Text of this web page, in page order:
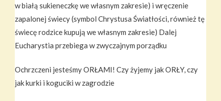
w białą sukieneczkę we własnym zakresie) i wręczenie
zapalonej świecy (symbol Chrystusa Światłości, również tę
świecę rodzice kupują we własnym zakresie) Dalej
Eucharystia przebiega w zwyczajnym porządku
Ochrzczeni jesteśmy ORŁAMI! Czy żyjemy jak ORŁY, czy
jak kurki i koguciki w zagrodzie